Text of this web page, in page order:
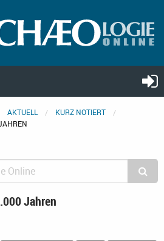
AKTUELL
KURZ NOTIERT
Jahren